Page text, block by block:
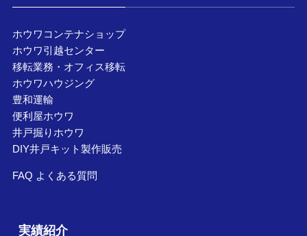
ホウワコンテナショップ
ホウワ引越センター
移転業務・オフィス移転
ホウワハウジング
豊和運輸
便利屋ホウワ
井戸掘りホウワ
DIY井戸キット製作販売
FAQ よくある質問
実績紹介